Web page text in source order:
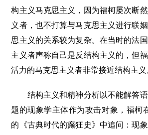
构主义马克思主义，因为福柯屡次断
义者，也不打算与马克思主义进行联
思主义的关系较为复杂。在当时的法
主义者声称自己是反结构主义的，但
活力的马克思主义者非常接近结构主义
结构主义和精神分析以不能解答语
题的现象学主体作为攻击对象，福柯
的《古典时代的癫狂史》中追问：现